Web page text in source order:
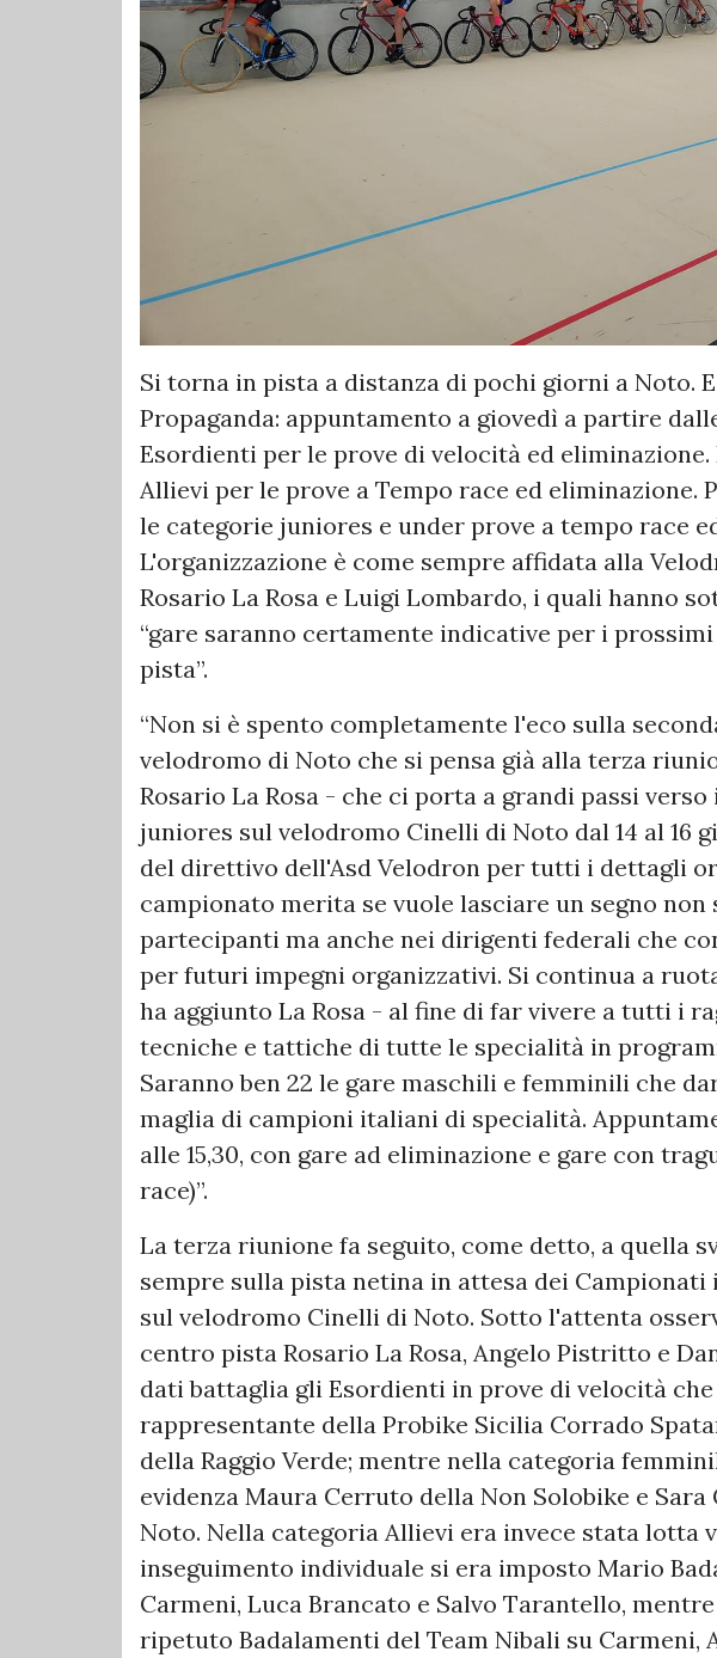
Si torna in pista a distanza di pochi giorni a Noto.
Propaganda: appuntamento a giovedì a partire
Esordienti per le prove di velocità ed
Allievi per le prove a Tempo race ed eliminazione.
le categorie juniores e under prove a tempo race
L'organizzazione è come sempre affidata alla
Rosario La Rosa e Luigi Lombardo, i quali hanno
“gare saranno certamente indicative per i
pista”.
“Non si è spento completamente l'eco sulla
velodromo di Noto che si pensa già alla terza
Rosario La Rosa - che ci porta a grandi passi
juniores sul velodromo Cinelli di Noto dal 14 al 16
del direttivo dell'Asd Velodron per tutti i dettagli
campionato merita se vuole lasciare un segno non
partecipanti ma anche nei dirigenti federali che
per futuri impegni organizzativi. Si continua a
ha aggiunto La Rosa - al fine di far vivere a tutti i
tecniche e tattiche di tutte le specialità in
Saranno ben 22 le gare maschili e femminili che
maglia di campioni italiani di specialità.
alle 15,30, con gare ad eliminazione e gare con
race)”.
La terza riunione fa seguito, come detto, a quella
sempre sulla pista netina in attesa dei
sul velodromo Cinelli di Noto. Sotto l'attenta
centro pista Rosario La Rosa, Angelo Pistritto e
dati battaglia gli Esordienti in prove di velocità
rappresentante della Probike Sicilia Corrado
della Raggio Verde; mentre nella categoria
evidenza Maura Cerruto della Non Solobike e Sara
Noto. Nella categoria Allievi era invece stata lotta
inseguimento individuale si era imposto Mario
Carmeni, Luca Brancato e Salvo Tarantello,
ripetuto Badalamenti del Team Nibali su Carmeni,